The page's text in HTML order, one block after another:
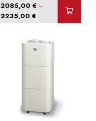
2085,00€ –
2235,00€ Hintaluokka:
2085,00 €
2235,00 €